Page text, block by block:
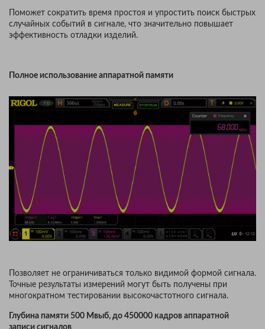
Поможет сократить время простоя и упростить поиск быстрых
случайных событий в сигнале, что значительно повышает
эффективность отладки изделий.
Полное использование аппаратной памяти
Позволяет не ограничиваться только видимой формой сигнала.
Точные результаты измерений могут быть получены при
многократном тестировании высокочастотного сигнала.
Глубина памяти 500 Mвыб, до 450000 кадров аппаратной
записи сигналов